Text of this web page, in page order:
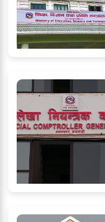
७
८
जुनियरलाई